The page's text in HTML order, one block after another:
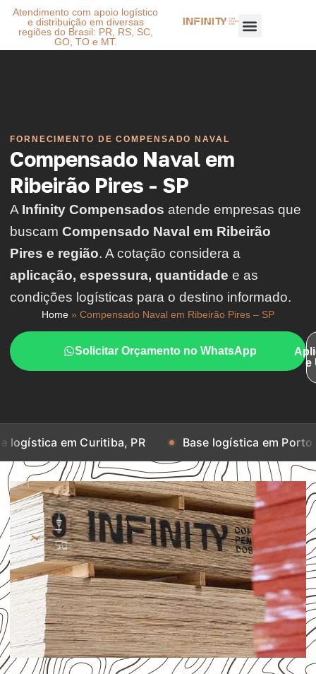
Atendimento com apoio logístico
e distribuição em diversas
regiões do Brasil: PR, RS, SC,
GO, TO e MT.
FORNECIMENTO DE COMPENSADO NAVAL
Compensado Naval em
Ribeirão Pires - SP
A Infinity Compensados atende empresas que
buscam Compensado Naval em Ribeirão
Pires e região. A cotação considera a
aplicação, espessura, quantidade e as
condições logísticas para o destino informado.
Home » Compensado Naval em Ribeirão Pires – SP
Solicitar Orçamento no WhatsApp
e
Curitiba, PR Base logística em Porto Alegre, RS